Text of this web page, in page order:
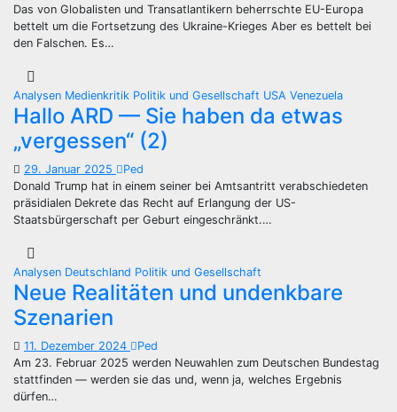
Das von Globalisten und Transatlantikern beherrschte EU-Europa
bettelt um die Fortsetzung des Ukraine-Krieges Aber es bettelt bei
den Falschen. Es…
Analysen Medienkritik Politik und Gesellschaft USA Venezuela
Hallo ARD — Sie haben da etwas
„vergessen“ (2)
29. Januar 2025
Ped
Donald Trump hat in einem seiner bei Amtsantritt verabschiedeten
präsidialen Dekrete das Recht auf Erlangung der US-
Staatsbürgerschaft per Geburt eingeschränkt.…
Analysen Deutschland Politik und Gesellschaft
Neue Realitäten und undenkbare
Szenarien
11. Dezember 2024
Ped
Am 23. Februar 2025 werden Neuwahlen zum Deutschen Bundestag
stattfinden — werden sie das und, wenn ja, welches Ergebnis
dürfen…